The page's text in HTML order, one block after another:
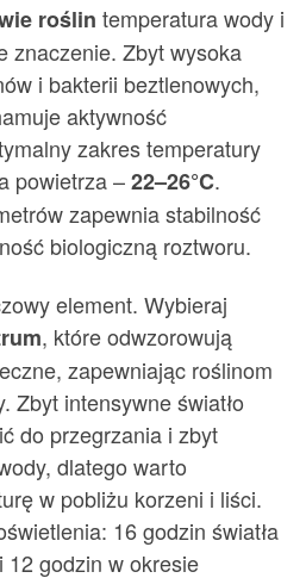
roślin temperatura wody i
znaczenie. Zbyt wysoka
i bakterii beztlenowych,
aktywność
zakres temperatury
powietrza –22–26°C.
zapewnia stabilność
biologiczną roztworu.
element. Wybieraj
, które odwzorowują
zapewniając roślinom
Zbyt intensywne światło
do przegrzania i zbyt
dlatego warto
w pobliżu korzeni i liści.
16 godzin światła
godzin w okresie